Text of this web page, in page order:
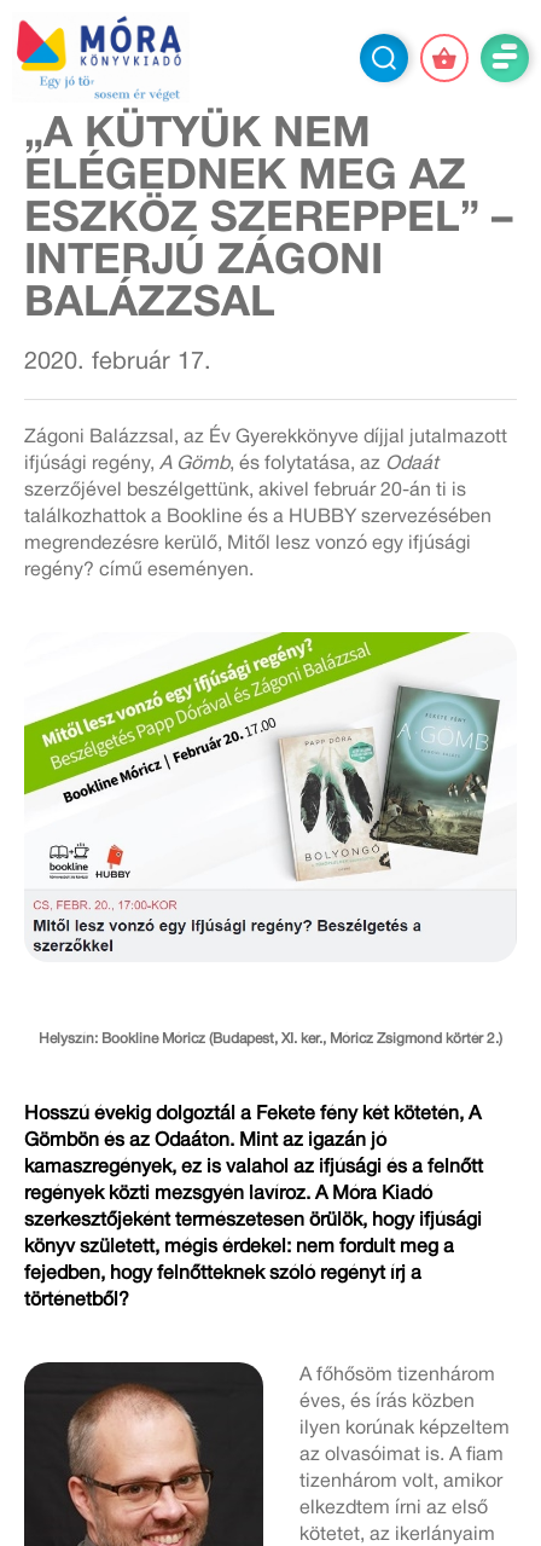
„A KÜTYÜK NEM
ELÉGEDNEK MEG AZ
ESZKÖZ SZEREPPEL” –
INTERJÚ ZÁGONI
BALÁZZSAL
2020. február 17.
Zágoni Balázzsal, az Év Gyerekkönyve díjjal jutalmazott
ifjúsági regény, A Gömb, és folytatása, az Odaát
szerzőjével beszélgettünk, akivel február 20-án ti is
találkozhattok a Bookline és a HUBBY szervezésében
megrendezésre kerülő, Mitől lesz vonzó egy ifjúsági
regény? című eseményen.
Helyszín: Bookline Móricz (Budapest, XI. ker., Móricz Zsigmond körtér 2.)
Hosszú évekig dolgoztál a Fekete fény két kötetén, A
Gömbön és az Odaáton. Mint az igazán jó
kamaszregények, ez is valahol az ifjúsági és a felnőtt
regények közti mezsgyén lavíroz. A Móra Kiadó
szerkesztőjeként természetesen örülök, hogy ifjúsági
könyv született, mégis érdekel: nem fordult meg a
fejedben, hogy felnőtteknek szóló regényt írj a
történetből?
A főhősöm tizenhárom
éves, és írás közben
ilyen korúnak képzeltem
az olvasóimat is. A fiam
tizenhárom volt, amikor
elkezdtem írni az első
kötetet, az ikerlányaim